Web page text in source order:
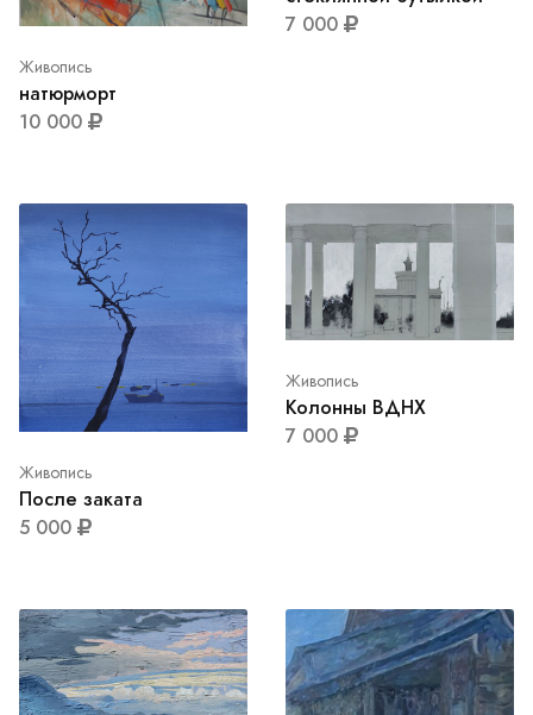
Живопись
натюрморт
10 000
7 000
Живопись
После заката
5 000
Живопись
Колонны ВДНХ
7 000